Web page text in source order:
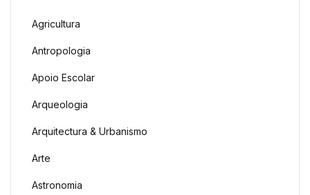
Agricultura
Antropologia
Apoio Escolar
Arqueologia
Arquitectura & Urbanismo
Arte
Astronomia